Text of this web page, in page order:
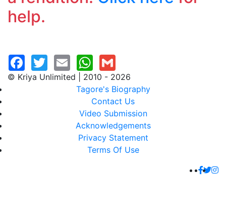
help.
© Kriya Unlimited | 2010 - 2026
Tagore's Biography
Contact Us
Video Submission
Acknowledgements
Privacy Statement
Terms Of Use